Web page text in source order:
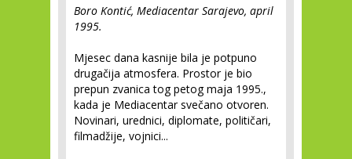
Boro Kontić, Mediacentar Sarajevo, april
1995.
Mjesec dana kasnije bila je potpuno
drugačija atmosfera. Prostor je bio
prepun zvanica tog petog maja 1995.,
kada je Mediacentar svečano otvoren.
Novinari, urednici, diplomate, političari,
filmadžije, vojnici...